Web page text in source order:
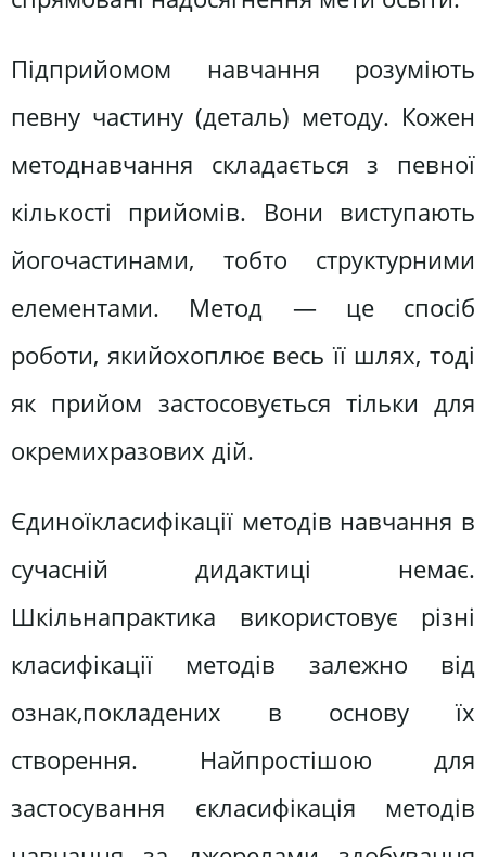
Підприйомом навчання розуміють
певну частину (деталь) методу. Кожен
методнавчання складається з певної
кількості прийомів. Вони виступають
йогочастинами, тобто структурними
елементами. Метод — це спосіб
роботи, якийохоплює весь її шлях, тоді
як прийом застосовується тільки для
окремихразових дій.
Єдиноїкласифікації методів навчання в
сучасній дидактиці немає.
Шкільнапрактика використовує різні
класифікації методів залежно від
ознак,покладених в основу їх
створення. Найпростішою для
застосування єкласифікація методів